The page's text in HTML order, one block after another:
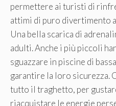
permettere ai turisti di
attimi di puro divertimento
Una bella scarica di
adulti. Anche i più piccoli
sguazzare in piscine di
garantire la loro sicurezza.
tutto il traghetto, per
riacquistare le energie